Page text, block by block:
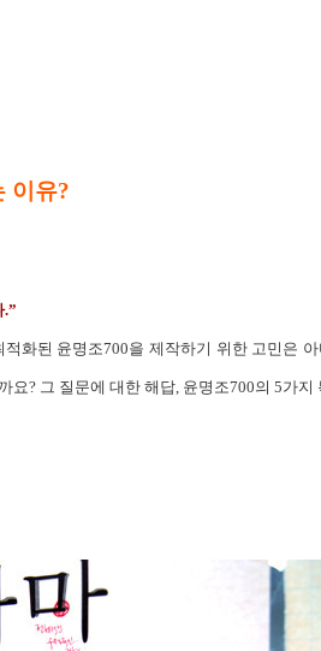
이유?
.”
화된 윤명조700을 제작하기 위한 고민은
? 그 질문에 대한 해답, 윤명조700의 5가